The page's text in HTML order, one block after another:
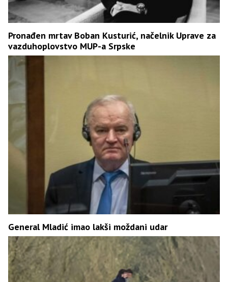
Pronađen mrtav Boban Kusturić, načelnik Uprave za
vazduhoplovstvo MUP-a Srpske
General Mladić imao lakši moždani udar